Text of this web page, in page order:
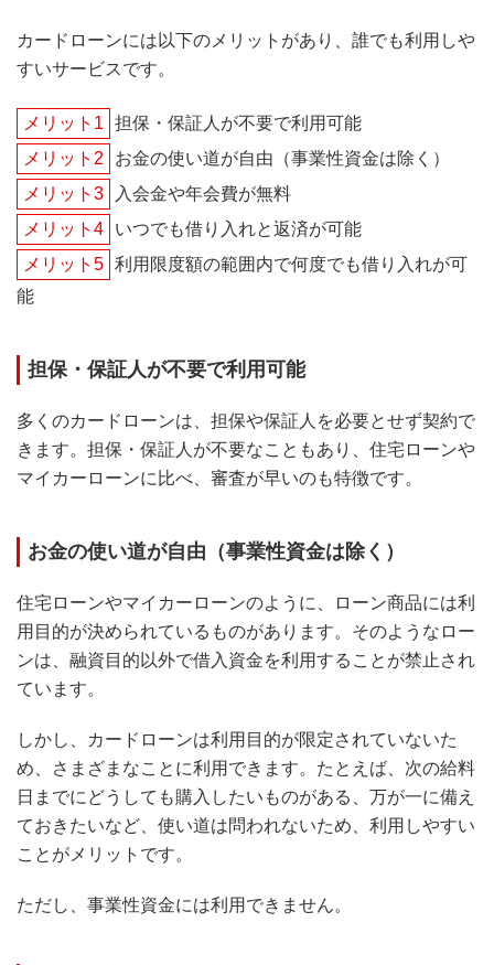
カードローンには以下のメリットがあり、誰でも利用しや
すいサービスです。
メリット1
担保・保証人が不要で利用可能
メリット2
お金の使い道が自由（事業性資金は除く）
メリット3
入会金や年会費が無料
メリット4
いつでも借り入れと返済が可能
メリット5 利用限度額の範囲内で何度でも借り入れが可
能
担保・保証人が不要で利用可能
多くのカードローンは、担保や保証人を必要とせず契約で
きます。担保・保証人が不要なこともあり、住宅ローンや
マイカーローンに比べ、審査が早いのも特徴です。
お金の使い道が自由（事業性資金は除く）
住宅ローンやマイカーローンのように、ローン商品には利
用目的が決められているものがあります。そのようなロー
ンは、融資目的以外で借入資金を利用することが禁止され
ています。
しかし、カードローンは利用目的が限定されていないた
め、さまざまなことに利用できます。たとえば、次の給料
日までにどうしても購入したいものがある、万が一に備え
ておきたいなど、使い道は問われないため、利用しやすい
ことがメリットです。
ただし、事業性資金には利用できません。